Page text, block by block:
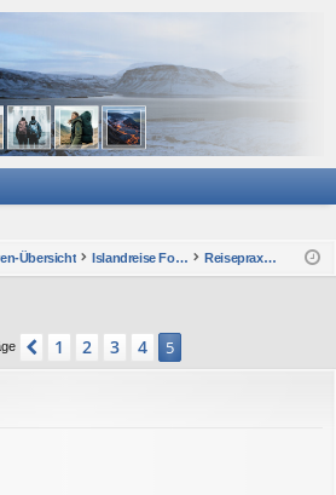
Übersicht Islandreise Forum Reisepraxis - Urlaub in Island
Vorherige
1 2 3 4 5